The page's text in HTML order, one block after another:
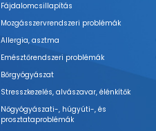
Fájdalomcsillapítás
Mozgásszervrendszeri problémák
Allergia, asztma
Emésztőrendszeri problémák
Bőrgyógyászat
Stresszkezelés, alvászavar, élénkítők
Nőgyógyászati-, húgyúti-, és
prosztataproblémák